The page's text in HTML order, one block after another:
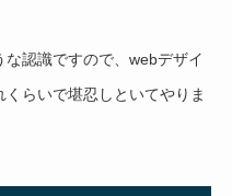
な認識ですので、webデザイ
らいで堪忍しといてやりま